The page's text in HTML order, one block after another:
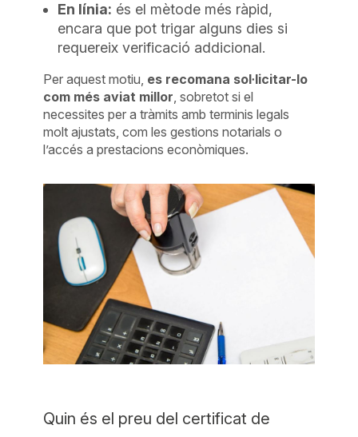
En línia: és el mètode més ràpid,
encara que pot trigar alguns dies si
requereix verificació addicional.
Per aquest motiu, es recomana sol·licitar-lo
com més aviat millor, sobretot si el
necessites per a tràmits amb terminis legals
molt ajustats, com les gestions notarials o
l’accés a prestacions econòmiques.
Quin és el preu del certificat de